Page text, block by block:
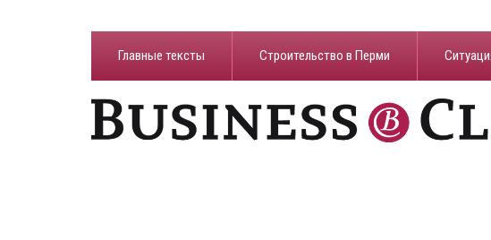
Главные тексты Строительство в Перми